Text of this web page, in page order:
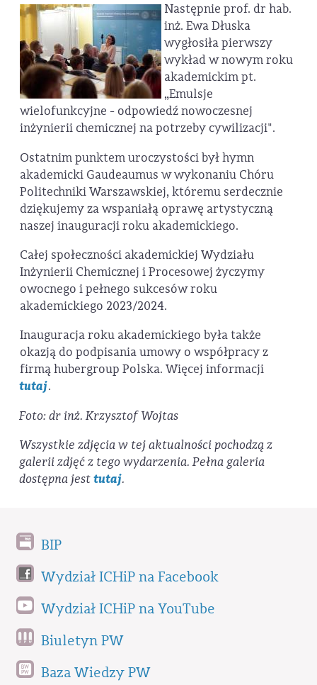
Następnie prof. dr hab.
inż. Ewa Dłuska
wygłosiła pierwszy
wykład w nowym roku
akademickim pt.
„Emulsje
wielofunkcyjne - odpowiedź nowoczesnej
inżynierii chemicznej na potrzeby cywilizacji".
Ostatnim punktem uroczystości był hymn
akademicki Gaudeaumus w wykonaniu Chóru
Politechniki Warszawskiej, któremu serdecznie
dziękujemy za wspaniałą oprawę artystyczną
naszej inauguracji roku akademickiego.
Całej społeczności akademickiej Wydziału
Inżynierii Chemicznej i Procesowej życzymy
owocnego i pełnego sukcesów roku
akademickiego 2023/2024.
Inauguracja roku akademickiego była także
okazją do podpisania umowy o współpracy z
firmą hubergroup Polska. Więcej informacji
tutaj.
Foto: dr inż. Krzysztof Wojtas
Wszystkie zdjęcia w tej aktualności pochodzą z
galerii zdjęć z tego wydarzenia. Pełna galeria
dostępna jesttutaj.
BIP
Wydział ICHiP na Facebook
Wydział ICHiP na YouTube
Biuletyn PW
Baza Wiedzy PW